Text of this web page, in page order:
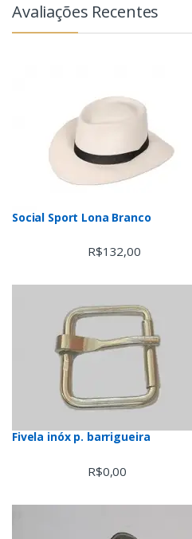
Avaliações Recentes
Social Sport Lona Branco
R$132,00
Fivela inóx p. barrigueira
R$0,00